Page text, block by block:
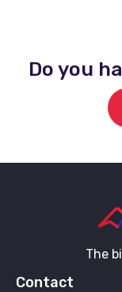
Do you
The
Contact